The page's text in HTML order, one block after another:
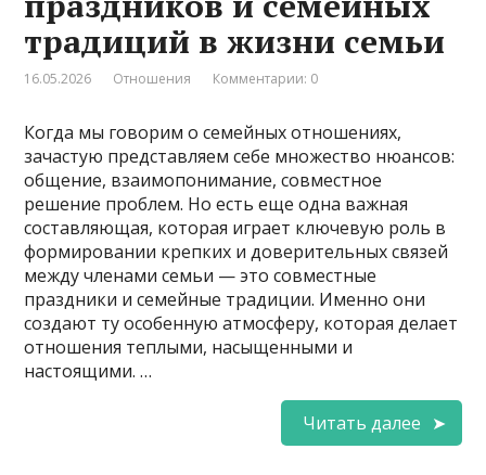
традиций в жизни семьи
16.05.2026 Отношения Комментарии: 0
Когда мы говорим о семейных отношениях,
зачастую представляем себе множество нюансов:
общение, взаимопонимание, совместное
решение проблем. Но есть еще одна важная
составляющая, которая играет ключевую роль в
формировании крепких и доверительных связей
между членами семьи — это совместные
праздники и семейные традиции. Именно они
создают ту особенную атмосферу, которая делает
отношения теплыми, насыщенными и
настоящими. …
Читать далее